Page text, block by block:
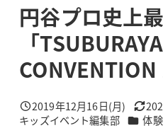
円谷プロ史上
「TSUBURAYA
CONVENTION
投稿日
2019年12月16日(月) 更新日
著
キッズイベント編集部 カテゴ
体